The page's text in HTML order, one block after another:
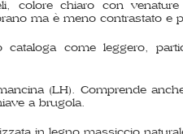
colore chiaro con
ma è meno contrastato e
come leggero,
(LH). Comprende
a brugola.